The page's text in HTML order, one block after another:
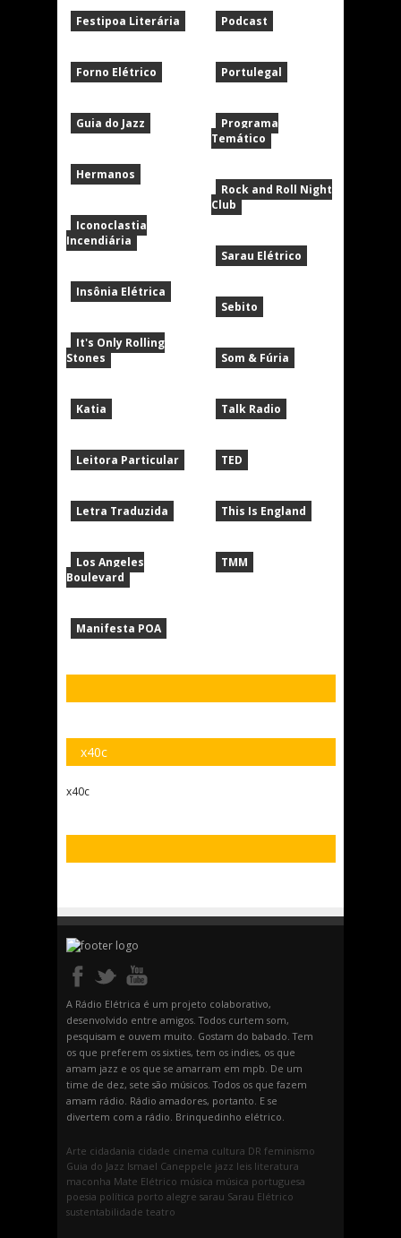
Festipoa Literária
Forno Elétrico
Guia do Jazz
Hermanos
Iconoclastia
Incendiária
Insônia Elétrica
It's Only Rolling
Stones
Katia
Leitora Particular
Letra Traduzida
Los Angeles
Boulevard
Manifesta POA
Podcast
Portulegal
Programa
Temático
Rock and Roll Night
Club
Sarau Elétrico
Sebito
Som & Fúria
Talk Radio
TED
This Is England
TMM
x40c
x40c
A Rádio Elétrica é um projeto colaborativo,
desenvolvido entre amigos. Todos curtem som,
pesquisam e ouvem muito. Gostam do babado. Tem
os que preferem os sixties, tem os indies, os que
amam jazz e os que se amarram em mpb. De um
time de dez, sete são músicos. Todos os que fazem
amam rádio. Rádio amadores, portanto. E se
divertem com a rádio. Brinquedinho elétrico.
Arte cidadania cidade cinema cultura DR feminismo
Guia do Jazz Ismael Caneppele jazz leis literatura
maconha Mate Elétrico música música portuguesa
poesia política porto alegre sarau Sarau Elétrico
sustentabilidade teatro